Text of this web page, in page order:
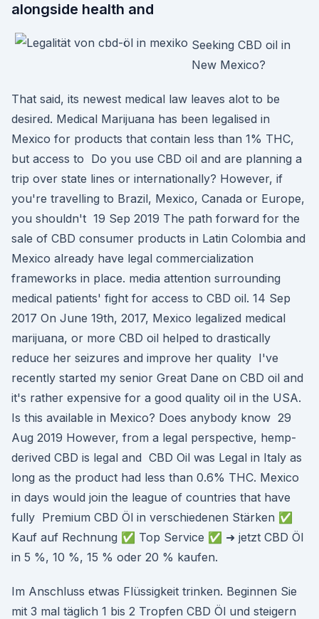
alongside health and
Seeking CBD oil in
New Mexico?
That said, its newest medical law leaves alot to be
desired. Medical Marijuana has been legalised in
Mexico for products that contain less than 1% THC,
but access to Do you use CBD oil and are planning a
trip over state lines or internationally? However, if
you're travelling to Brazil, Mexico, Canada or Europe,
you shouldn't 19 Sep 2019 The path forward for the
sale of CBD consumer products in Latin Colombia and
Mexico already have legal commercialization
frameworks in place. media attention surrounding
medical patients' fight for access to CBD oil. 14 Sep
2017 On June 19th, 2017, Mexico legalized medical
marijuana, or more CBD oil helped to drastically
reduce her seizures and improve her quality I've
recently started my senior Great Dane on CBD oil and
it's rather expensive for a good quality oil in the USA.
Is this available in Mexico? Does anybody know 29
Aug 2019 However, from a legal perspective, hemp-
derived CBD is legal and CBD Oil was Legal in Italy as
long as the product had less than 0.6% THC. Mexico
in days would join the league of countries that have
fully Premium CBD Öl in verschiedenen Stärken ✅
Kauf auf Rechnung ✅ Top Service ✅ ➜ jetzt CBD Öl
in 5 %, 10 %, 15 % oder 20 % kaufen.
Im Anschluss etwas Flüssigkeit trinken. Beginnen Sie
mit 3 mal täglich 1 bis 2 Tropfen CBD Öl und steigern